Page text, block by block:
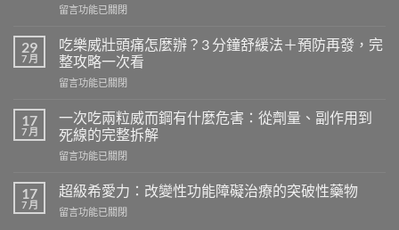
在
天
吃
樂
威
怎
樣？
從
實
案
例、
留言功能已關閉
29
7 月
吃樂威壯頭痛怎麼辦？3 分鐘舒緩法＋預防再發，完
整攻略一次看
在
壯
頭
怎
辦？
留言功能已關閉
17
7 月
一次吃兩粒威而鋼有什麼危害：從劑量、副作用到
死線的完整拆解
在
次
吃
兩
留言功能已關閉
17
7 月
超級希愛力：改變性功能障礙治療的突破性藥物
在
留言功能已關閉